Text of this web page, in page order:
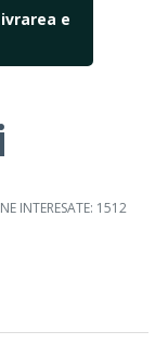
e
INTERESATE: 1512